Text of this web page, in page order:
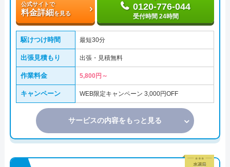
公式サイトで
料金詳細を見る
0120-776-044
受付時間 24時間
駆けつけ時間 最短30分
出張見積もり 出張・見積無料
作業料金 5,800円～
キャンペーン WEB限定キャンペーン 3,000円OFF
サービスの内容をもっと見る